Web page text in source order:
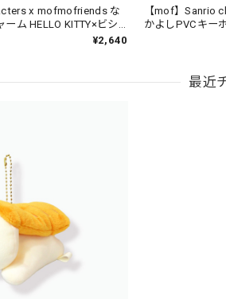
x mofmofriends な
ム HELLO KITTY×ビシ
¥2,640
【mof】Sanrio
かよしPVCキー
最近